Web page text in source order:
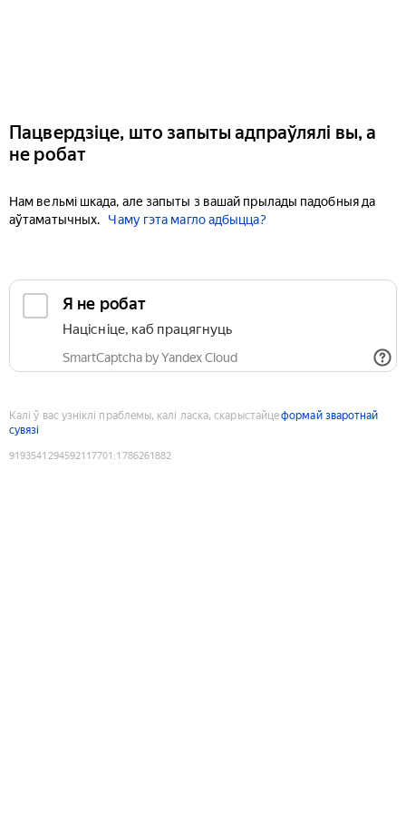
Пацвердзіце, што запыты адпраўлялі вы, а
не робат
Нам вельмі шкада, але запыты з вашай прылады падобныя да
аўтаматычных.
Чаму гэта магло адбыцца?
Я не робат
Націсніце, каб працягнуць
SmartCaptcha by Yandex Cloud
Калі ў вас узніклі праблемы, калі ласка, скарыстайцеформай зваротнай
сувязі
9193541294592117701 :1786261882